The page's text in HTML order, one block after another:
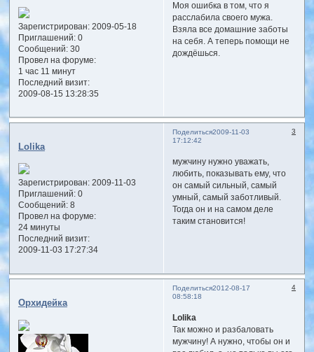
Зарегистрирован: 2009-05-18
Приглашений:0
Сообщений:30
Провел на форуме:
1 час 11 минут
Последний визит:
2009-08-15 13:28:35
Моя ошибка в том, что я
расслабила своего мужа.
Взяла все домашние заботы
на себя. А теперь помощи не
дождёшься.
Поделиться 3
2009-11-03
17:12:42
Lolika
Зарегистрирован: 2009-11-03
Приглашений:0
Сообщений:8
Провел на форуме:
24 минуты
Последний визит:
2009-11-03 17:27:34
мужчину нужно уважать,
любить, показывать ему, что
он самый сильный, самый
умный, самый заботливый.
Тогда он и на самом деле
таким становится!
Поделиться 4
2012-08-17
08:58:18
Орхидейка
Lolika
Так можно и разбаловать
мужчину! А нужно, чтобы он и